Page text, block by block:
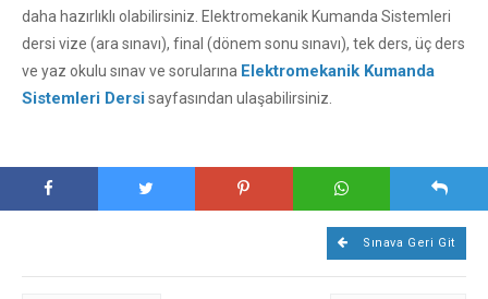
daha hazırlıklı olabilirsiniz. Elektromekanik Kumanda Sistemleri
dersi vize (ara sınavı), final (dönem sonu sınavı), tek ders, üç ders
ve yaz okulu sınav ve sorularına Elektromekanik Kumanda
Sistemleri Dersisayfasından ulaşabilirsiniz.
Sınava Geri Git